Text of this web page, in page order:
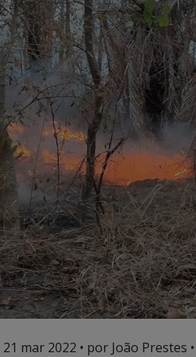
21 mar 2022 • por João Prestes •